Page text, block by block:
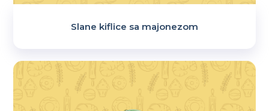
Slane kiflice sa majonezom